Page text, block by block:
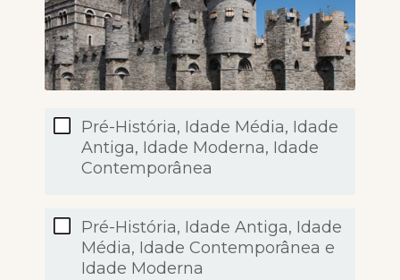
Pré-História, Idade Média, Idade
Antiga, Idade Moderna, Idade
Contemporânea
Pré-História, Idade Antiga, Idade
Média, Idade Contemporânea e
Idade Moderna